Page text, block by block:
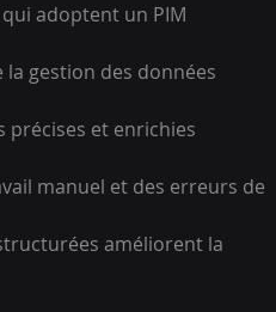
adoptent un PIM
la gestion des données
et enrichies
manuel et des erreurs de
améliorent la